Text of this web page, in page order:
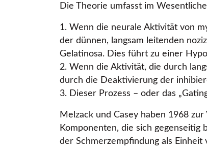
Die Theorie umfasst im
1. Wenn die neurale Aktivität von
der dünnen, langsam leitenden
Gelatinosa. Dies führt zu einer
2. Wenn die Aktivität, die durch
durch die Deaktivierung der
3. Dieser Prozess – oder das
Melzack und Casey haben 1968
Komponenten, die sich gegenseitig
der Schmerzempfindung als